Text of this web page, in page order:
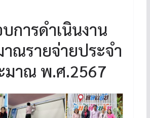
การดำเนินงาน
ณรายจ่ายประจำ
มาณ พ.ศ.2567